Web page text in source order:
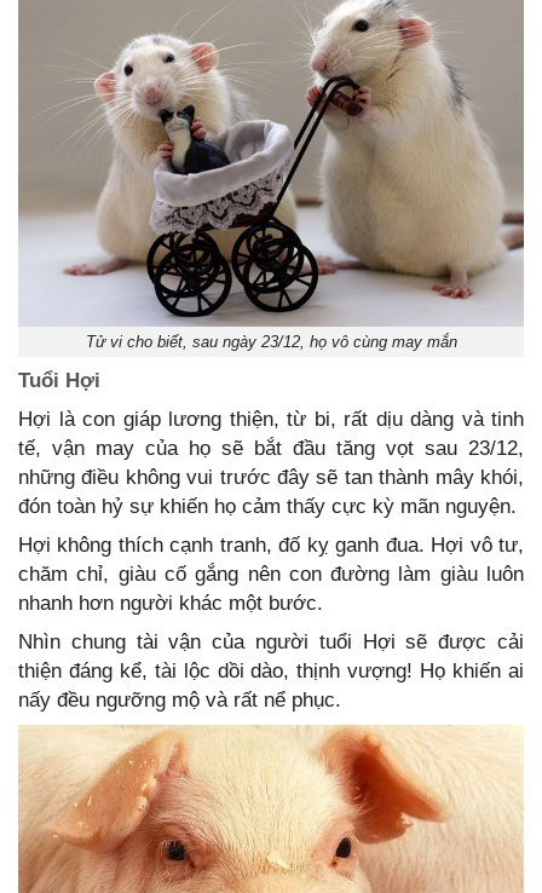
Tử vi cho biết, sau ngày 23/12, họ vô cùng may mắn
Tuổi Hợi
Hợi là con giáp lương thiện, từ bi, rất dịu dàng và tinh
tế, vận may của họ sẽ bắt đầu tăng vọt sau 23/12,
những điều không vui trước đây sẽ tan thành mây khói,
đón toàn hỷ sự khiến họ cảm thấy cực kỳ mãn nguyện.
Hợi không thích cạnh tranh, đố kỵ ganh đua. Hợi vô tư,
chăm chỉ, giàu cố gắng nên con đường làm giàu luôn
nhanh hơn người khác một bước.
Nhìn chung tài vận của người tuổi Hợi sẽ được cải
thiện đáng kể, tài lộc dồi dào, thịnh vượng! Họ khiến ai
nấy đều ngưỡng mộ và rất nể phục.